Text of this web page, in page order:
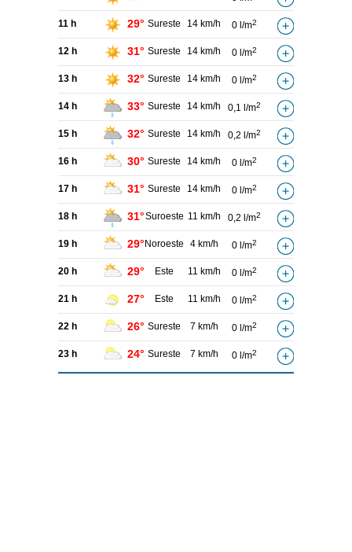
11 h 29° Sureste 14 km/h 0 l/m2
12 h 31° Sureste 14 km/h 0 l/m2
13 h 32° Sureste 14 km/h 0 l/m2
14 h 33° Sureste 14 km/h 0,1 l/m2
15 h 32° Sureste 14 km/h 0,2 l/m2
16 h 30° Sureste 14 km/h 0 l/m2
17 h 31° Sureste 14 km/h 0 l/m2
18 h 31°Suroeste 11 km/h 0,2 l/m2
19 h 29° Noroeste 4 km/h 0 l/m2
20 h 29° Este 11 km/h 0 l/m2
21 h 27° Este 11 km/h 0 l/m2
22 h 26° Sureste 7 km/h 0 l/m2
23 h 24° Sureste 7 km/h 0 l/m2